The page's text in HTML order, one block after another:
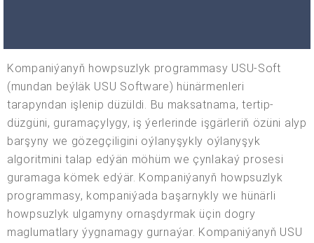
Kompaniýanyň howpsuzlyk programmasy USU-Soft
(mundan beýläk USU Software) hünärmenleri
tarapyndan işlenip düzüldi. Bu maksatnama, tertip-
düzgüni, guramaçylygy, iş ýerlerinde işgärleriň özüni alyp
barşyny we gözegçiligini oýlanyşykly oýlanyşyk
algoritmini talap edýän möhüm we çynlakaý prosesi
guramaga kömek edýär. Kompaniýanyň howpsuzlyk
programmasy, kompaniýada başarnykly we hünärli
howpsuzlyk ulgamyny ornaşdyrmak üçin dogry
maglumatlary ýygnamagy gurnaýar. Kompaniýanyň USU